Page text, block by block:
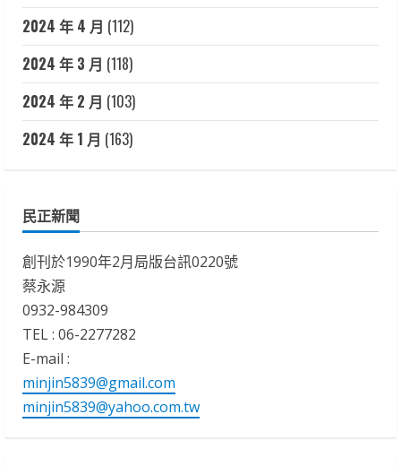
2024 年 4 月 (112)
2024 年 3 月 (118)
2024 年 2 月 (103)
2024 年 1 月 (163)
民正新聞
創刊於1990年2月局版台訊0220號
蔡永源
0932-984309
TEL : 06-2277282
E-mail :
minjin5839@gmail.com
minjin5839@yahoo.com.tw